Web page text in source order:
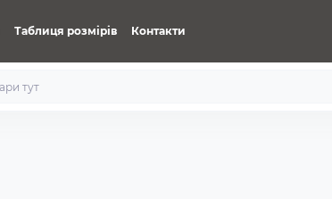
Таблиця розмірів Контакти